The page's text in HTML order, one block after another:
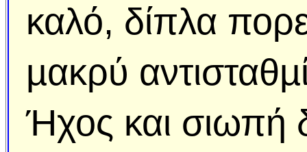
καλό, δίπλα
µακρύ
Ήχος και σιωπή